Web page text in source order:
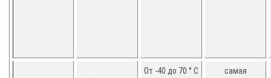
От -40 до 70 ° C
самая